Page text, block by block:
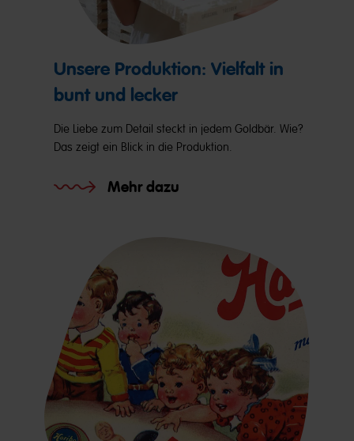
Unsere Produktion: Vielfalt in
bunt und lecker
Die Liebe zum Detail steckt in jedem Goldbär. Wie?
Das zeigt ein Blick in die Produktion.
Mehr dazu